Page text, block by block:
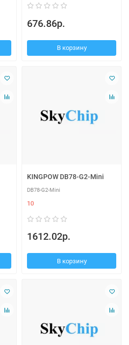
676.86р.
В корзину
KINGPOW DB78-G2-Mini
DB78-G2-Mini
10
1612.02р.
В корзину